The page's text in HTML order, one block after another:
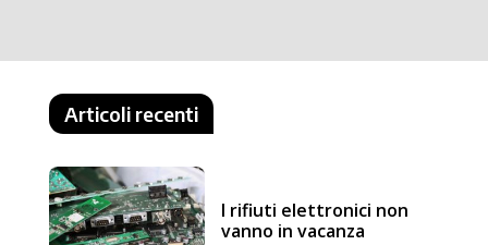
Articoli recenti
I rifiuti elettronici non
vanno in vacanza